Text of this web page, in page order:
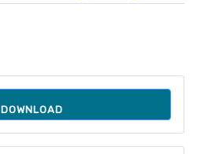
DOWNLOAD